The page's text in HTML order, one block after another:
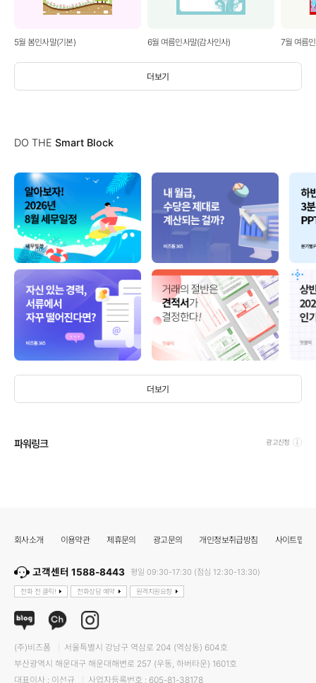
더보기
5월 봄인사말(기본) 6월 여름인사말(감사인사) 7월 여름
DO THE Smart Block
더보기
파워링크 광고신청
회사소개 이용약관 제휴문의 광고문의 개인정보취급방침 사이트맵
고객센터 1588-8443 평일 09:30-17:30 (점심 12:30-13:30)
전화 전 클릭! 전화상담 예약 원격지원요청
(주)비즈폼
서울특별시 강남구 역삼로 204 (역삼동) 604호
부산광역시 해운대구 해운대해변로 257 (우동, 하버타운) 1601호
대표이사 : 이선규
사업자등록번호 : 605-81-38178